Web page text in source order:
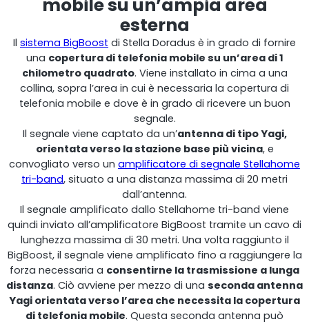
Shark
Analizzatore professionale di segnale
Sentinel
mobile su un’ampia area
esterna
Il sistema BigBoost di Stella Doradus è in grado di fornire
una copertura di telefonia mobile su un’area di 1
chilometro quadrato. Viene installato in cima a una
collina, sopra l’area in cui è necessaria la copertura di
telefonia mobile e dove è in grado di ricevere un buon
segnale.
Il segnale viene captato da un’antenna di tipo Yagi,
orientata verso la stazione base più vicina, e
convogliato verso un amplificatore di segnale Stellahome
tri-band, situato a una distanza massima di 20 metri
dall’antenna.
Il segnale amplificato dallo Stellahome tri-band viene
quindi inviato all’amplificatore BigBoost tramite un cavo di
lunghezza massima di 30 metri. Una volta raggiunto il
BigBoost, il segnale viene amplificato fino a raggiungere la
forza necessaria a consentirne la trasmissione a lunga
distanza. Ciò avviene per mezzo di una seconda antenna
Yagi orientata verso l’area che necessita la copertura
di telefonia mobile. Questa seconda antenna può